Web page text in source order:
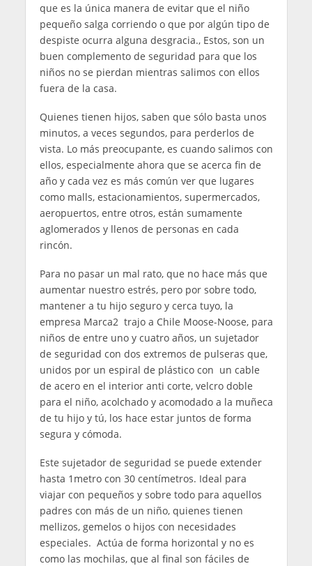
que es la única manera de evitar que el niño
pequeño salga corriendo o que por algún tipo de
despiste ocurra alguna desgracia., Estos, son un
buen complemento de seguridad para que los
niños no se pierdan mientras salimos con ellos
fuera de la casa.
Quienes tienen hijos, saben que sólo basta unos
minutos, a veces segundos, para perderlos de
vista. Lo más preocupante, es cuando salimos con
ellos, especialmente ahora que se acerca fin de
año y cada vez es más común ver que lugares
como malls, estacionamientos, supermercados,
aeropuertos, entre otros, están sumamente
aglomerados y llenos de personas en cada
rincón.
Para no pasar un mal rato, que no hace más que
aumentar nuestro estrés, pero por sobre todo,
mantener a tu hijo seguro y cerca tuyo, la
empresa Marca2 trajo a Chile Moose-Noose, para
niños de entre uno y cuatro años, un sujetador
de seguridad con dos extremos de pulseras que,
unidos por un espiral de plástico con un cable
de acero en el interior anti corte, velcro doble
para el niño, acolchado y acomodado a la muñeca
de tu hijo y tú, los hace estar juntos de forma
segura y cómoda.
Este sujetador de seguridad se puede extender
hasta 1metro con 30 centímetros. Ideal para
viajar con pequeños y sobre todo para aquellos
padres con más de un niño, quienes tienen
mellizos, gemelos o hijos con necesidades
especiales. Actúa de forma horizontal y no es
como las mochilas, que al final son fáciles de